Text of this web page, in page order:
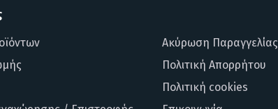
Ακύρωση Παραγγελίας
Πολιτική Απορρήτου
Πολιτική cookies